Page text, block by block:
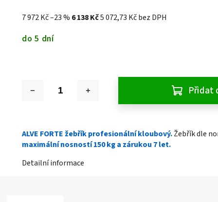
7 972 Kč–23 % 6 138 Kč5 072,73 Kč bez DPH
do 5 dní
Přidat
ALVE FORTE žebřík profesionální kloubový.Žebřík dle
maximální nosností 150 kg a zárukou 7 let.
Detailní informace